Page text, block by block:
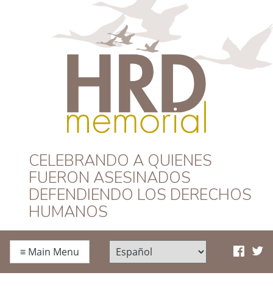
HRD Memorial –
Español
CELEBRANDO A QUIENES
FUERON ASESINADOS
DEFENDIENDO LOS DERECHOS
HUMANOS
≡ Main Menu